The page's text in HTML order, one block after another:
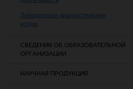
Лабораторно-диагностические
услуги
СВЕДЕНИЯ ОБ ОБРАЗОВАТЕЛЬНОЙ
ОРГАНИЗАЦИИ
НАУЧНАЯ ПРОДУКЦИЯ